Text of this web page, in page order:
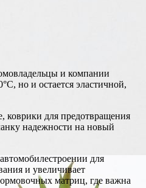
и компании
но и остается эластичной,
для предотвращения
надежности на новый
для
и увеличивает
матриц, где важна